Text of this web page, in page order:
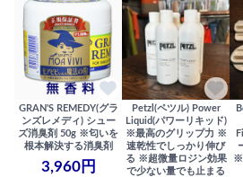
GRAN'S REMEDY(グラ
ンズレメディ) シュー
ズ消臭剤 50g ※匂いを
根本解決する消臭剤
3,960円
Petzl(ペツル) Power
Liquid(パワーリキッド)
※最高のグリップ力 ※
速乾性でしっかり伸び
る ※超微量ロジン効果
で少ない量でも止まる
※